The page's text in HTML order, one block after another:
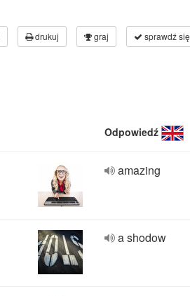
drukuj graj sprawdź się
Odpowiedź
amazing
a shodow